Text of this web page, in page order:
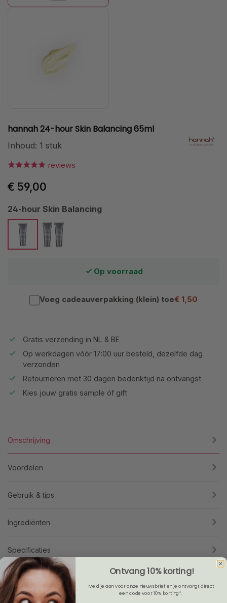
hannah 24-hour Skin Balancing 65ml
Inhoud: 1 stuk
reviews
€ 59,00
Selecteer
24-hour Skin Balancing
1 stuk 2 stuks
Op voorraad
Voeg cadeauverpakking (klein) toe€ 1,50
Gratis verzending in NL & BE
Op werkdagen vóór 17:00 uur besteld, dezelfde dag
verzonden
Retourneren met 30 dagen bedenktijd na ontvangst
Kies jouw gratis sample óf gift
Omschrijving
Voordelen
Gebruik & tips
Ingrediënten
Specificaties
Reviews
Ontvang 10% korting!
Meld je aan voor onze nieuwsbrief en je ontvangt direct
een code voor 10% korting*.